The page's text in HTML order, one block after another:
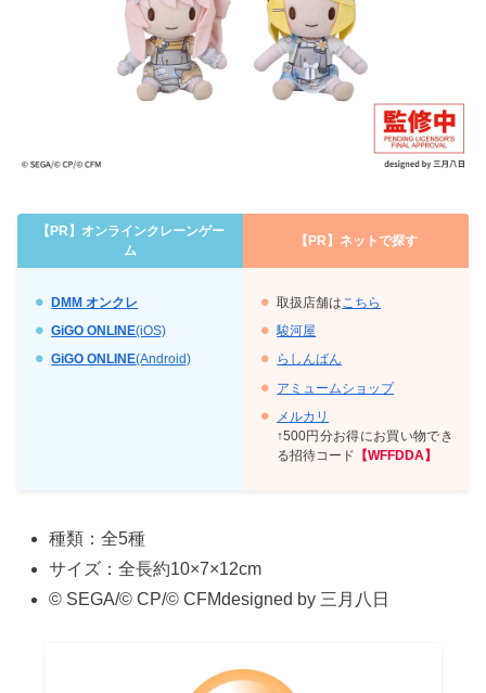
【PR】オンラインクレーンゲー
ム
【PR】 ネットで探す
DMM オンクレ
GiGO ONLINE(iOS)
GiGO ONLINE(Android)
取扱店舗は こちら
駿河屋
らしんばん
アミュームショップ
メルカリ
↑500円分お得にお買い物でき
る招待コード 【WFFDDA】
種類：全5種
サイズ：全長約10×7×12cm
© SEGA/© CP/© CFMdesigned by 三月八日